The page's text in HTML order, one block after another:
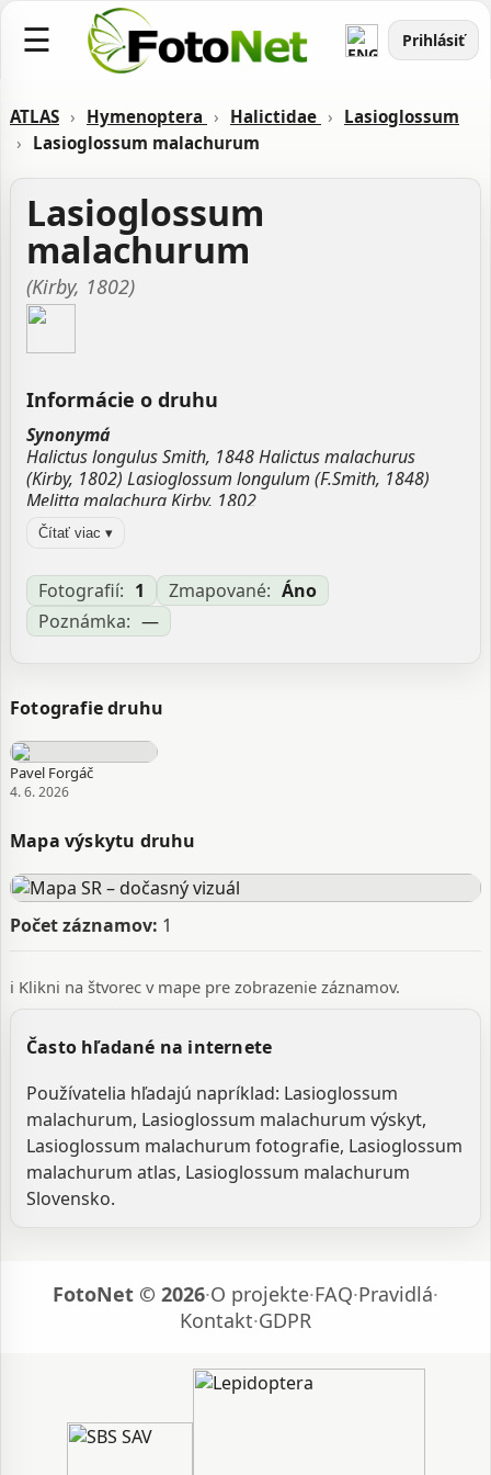
☰ Prihlásiť
ATLAS › Hymenoptera › Halictidae › Lasioglossum
› Lasioglossum malachurum
Lasioglossum
malachurum
(Kirby, 1802)
Informácie o druhu
Synonymá
Halictus longulus Smith, 1848 Halictus malachurus
(Kirby, 1802) Lasioglossum longulum (F.Smith, 1848)
Melitta malachura Kirby, 1802
Zdroj:GBIF
Aktualizované: Laco Tábi, 04.06.2026 18:09
Čítať viac ▾
Fotografií: 1 Zmapované: Áno
Poznámka: —
Fotografie druhu
Pavel Forgáč
4. 6. 2026
Mapa výskytu druhu
Počet záznamov: 1
ℹ️ Klikni na štvorec v mape pre zobrazenie záznamov.
Často hľadané na internete
Používatelia hľadajú napríklad: Lasioglossum
malachurum, Lasioglossum malachurum výskyt,
Lasioglossum malachurum fotografie, Lasioglossum
malachurum atlas, Lasioglossum malachurum
Slovensko.
FotoNet © 2026·O projekte·FAQ·Pravidlá·
Kontakt·GDPR